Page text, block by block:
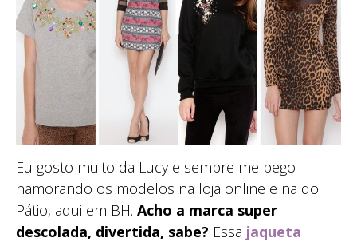
Eu gosto muito da Lucy e sempre me pego
namorando os modelos na loja online e na do
Pátio, aqui em BH. Acho a marca super
descolada, divertida, sabe? Essa jaqueta